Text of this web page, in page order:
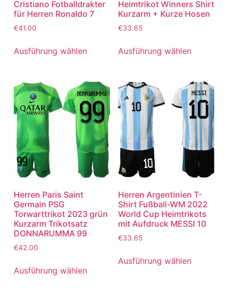
Cristiano Fotballdrakter
für Herren Ronaldo 7
€41.00
Ausführung wählen
Heimtrikot Winners Shirt
Kurzarm + Kurze Hosen
€33.65
Ausführung wählen
Herren Paris Saint
Germain PSG
Torwarttrikot 2023 grün
Kurzarm Trikotsatz
DONNARUMMA 99
€42.00
Ausführung wählen
Herren Argentinien T-
Shirt Fußball-WM 2022
World Cup Heimtrikots
mit Aufdruck MESSI 10
€33.65
Ausführung wählen